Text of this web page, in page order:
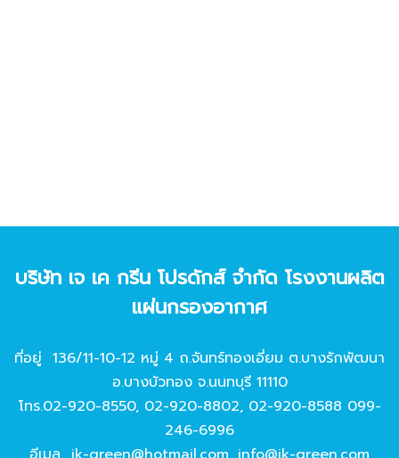
บริษัท เจ เค กรีน โปรดักส์ จํากัด โรงงานผลิต
แผ่นกรองอากาศ
ที่อยู่ 136/11-10-12 หมู่ 4 ถ.จันทร์ทองเอี่ยม ต.บางรักพัฒนา
อ.บางบัวทอง จ.นนทบุรี 11110
โทร.02-920-8550, 02-920-8802, 02-920-8588 099-
246-6996